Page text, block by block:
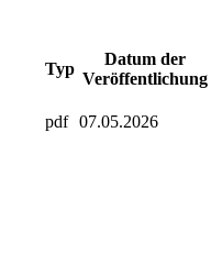
Typ
Datum der
Veröffentlichung
pdf 07.05.2026